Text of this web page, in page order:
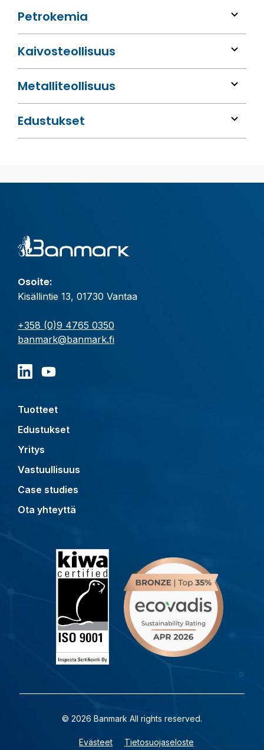
Petrokemia
Kaivos­teollisuus
Metalli­teollisuus
Edustukset
Osoite:
Kisällintie 13, 01730 Vantaa
+358 (0)9 4765 0350
banmark@banmark.fi
Tuotteet
Edustukset
Yritys
Vastuullisuus
Case studies
Ota yhteyttä
© 2026 Banmark All rights reserved.
Evästeet Tietosuojaseloste